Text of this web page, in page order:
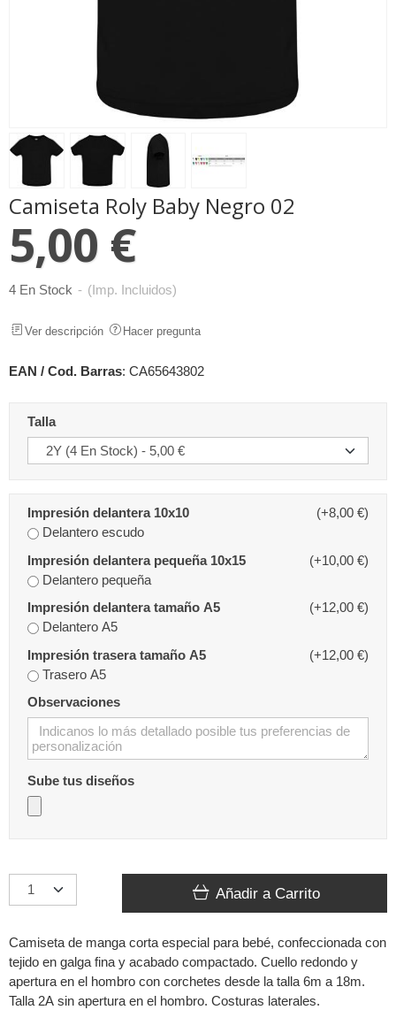
Camiseta Roly Baby Negro 02
5,00 €
4 En Stock - (Imp. Incluidos)
Ver descripción Hacer pregunta
EAN / Cod. Barras: CA65643802
Talla
Impresión delantera 10x10
(+8,00 €)
Delantero escudo
Impresión delantera pequeña 10x15
(+10,00 €)
Delantero pequeña
Impresión delantera tamaño A5
(+12,00 €)
Delantero A5
Impresión trasera tamaño A5
(+12,00 €)
Trasero A5
Observaciones
Sube tus diseños
Añadir a Carrito
Camiseta de manga corta especial para bebé, confeccionada con
tejido en galga fina y acabado compactado. Cuello redondo y
apertura en el hombro con corchetes desde la talla 6m a 18m.
Talla 2A sin apertura en el hombro. Costuras laterales.